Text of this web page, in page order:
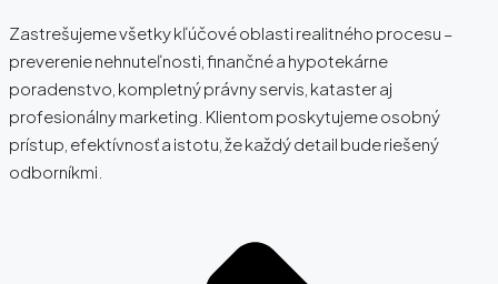
Zastrešujeme všetky kľúčové oblasti realitného procesu –
preverenie nehnuteľnosti, finančné a hypotekárne
poradenstvo, kompletný právny servis, kataster aj
profesionálny marketing. Klientom poskytujeme osobný
prístup, efektívnosť a istotu, že každý detail bude riešený
odborníkmi.